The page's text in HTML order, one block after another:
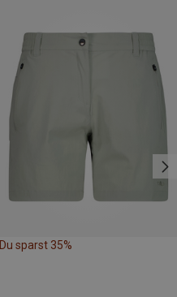
Du sparst 35%